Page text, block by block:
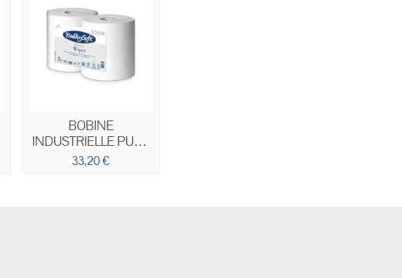
BOBINE
INDUSTRIELLE PURE
OUATE BLANCHE
33,20 €